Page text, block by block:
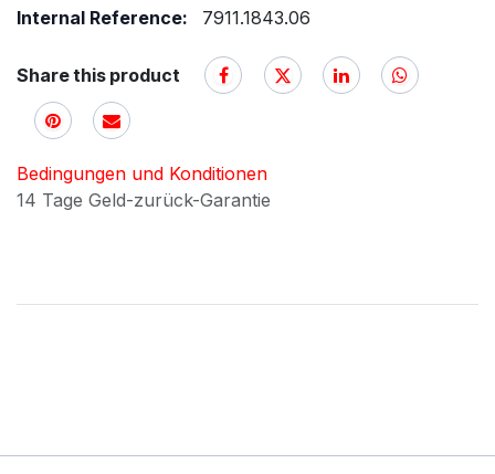
Internal Reference:
7911.1843.06
Share this product
Bedingungen und Konditionen
14 Tage Geld-zurück-Garantie